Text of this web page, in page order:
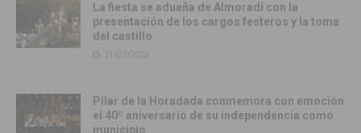
La fiesta se adueña de Almoradí con la
presentación de los cargos festeros y la toma
del castillo
31/07/2026
Pilar de la Horadada conmemora con emoción
el 40º aniversario de su independencia como
municipio